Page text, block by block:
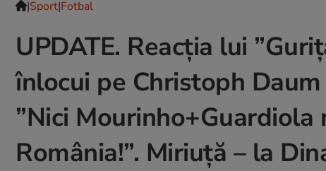
|Sport|Fotbal
UPDATE. Reacția lui
înlocui pe Christoph
”Nici
România!”. Miriuță – la